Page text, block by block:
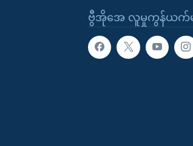
ဗွီအိုအေ လူမှုကွန်ယက်မ